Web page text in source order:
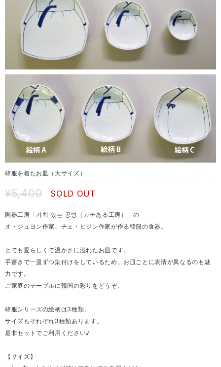
韓服を着たお皿（大サイズ）
¥5,400 SOLD OUT
陶器工房「가치 있는 공방（カチある工房）」の
オ・ジュヨン作家、チェ・ヒジン作家が作る韓服の食器。
とても愛らしくて温かさに溢れたお皿です。
手書きで一皿ずつ染付けをしているため、お皿ごとに表情が異なるのも魅
力です。
ご家庭のテーブルに韓国の彩りをどうぞ。
韓服シリーズの絵柄は3種類、
サイズもそれぞれ3種類あります。
是非セットでご利用ください♪
【サイズ】